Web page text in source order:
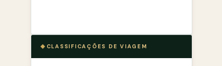
CLASSIFICAÇÕES DE VIAGEM